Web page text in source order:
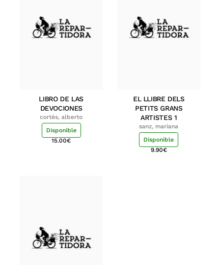
LIBRO DE LAS
DEVOCIONES
cortés, alberto
Disponible
15.00€
EL LLIBRE DELS
PETITS GRANS
ARTISTES 1
sanz, mariana
Disponible
9.90€